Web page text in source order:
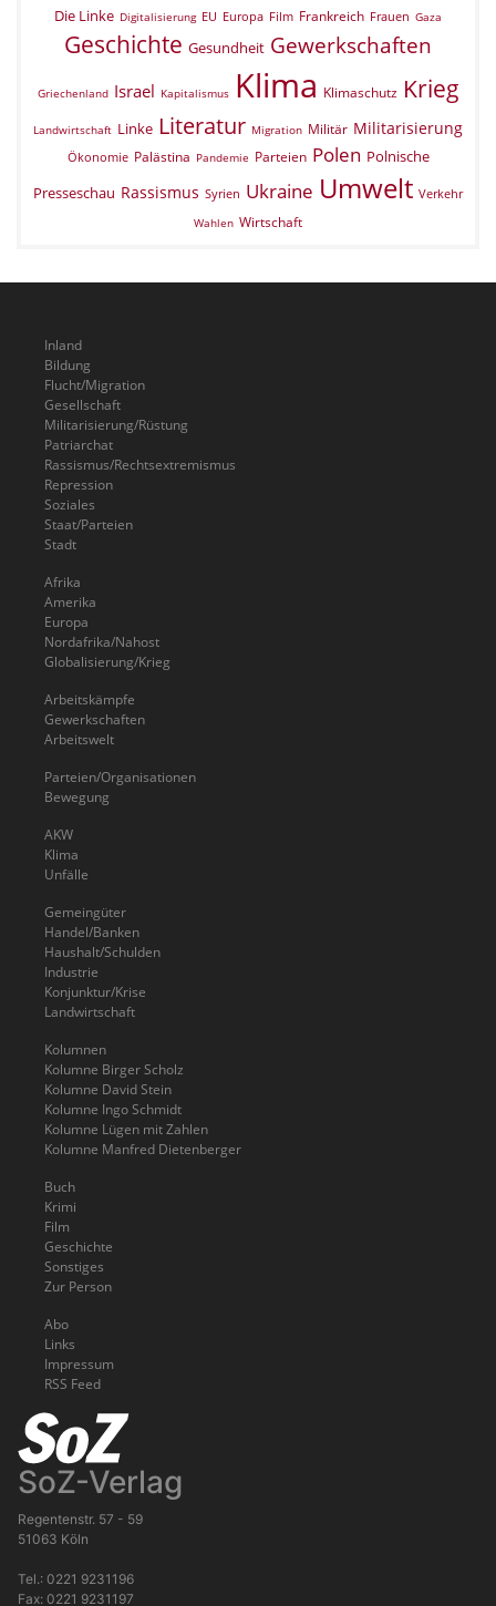
Die Linke Digitalisierung EU Europa Film Frankreich Frauen Gaza
Geschichte Gesundheit Gewerkschaften
Griechenland Israel Kapitalismus Klima Klimaschutz Krieg
Landwirtschaft Linke Literatur Migration Militär Militarisierung
Ökonomie Palästina Pandemie Parteien Polen Polnische
Presseschau Rassismus Syrien Ukraine Umwelt Verkehr
Wahlen Wirtschaft
Inland
Bildung
Flucht/Migration
Gesellschaft
Militarisierung/Rüstung
Patriarchat
Rassismus/Rechtsextremismus
Repression
Soziales
Staat/Parteien
Stadt
Afrika
Amerika
Europa
Nordafrika/Nahost
Globalisierung/Krieg
Arbeitskämpfe
Gewerkschaften
Arbeitswelt
Parteien/Organisationen
Bewegung
AKW
Klima
Unfälle
Gemeingüter
Handel/Banken
Haushalt/Schulden
Industrie
Konjunktur/Krise
Landwirtschaft
Kolumnen
Kolumne Birger Scholz
Kolumne David Stein
Kolumne Ingo Schmidt
Kolumne Lügen mit Zahlen
Kolumne Manfred Dietenberger
Buch
Krimi
Film
Geschichte
Sonstiges
Zur Person
Abo
Links
Impressum
RSS Feed
SoZ-Verlag
Regentenstr. 57 - 59
51063 Köln
Tel.: 0221 9231196
Fax: 0221 9231197